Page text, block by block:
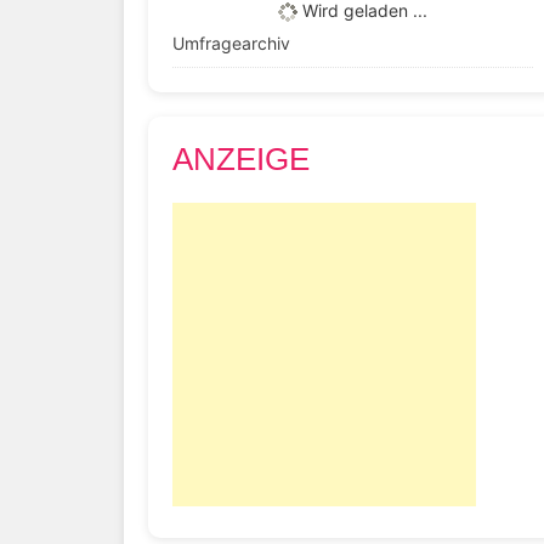
Wird geladen ...
Umfragearchiv
ANZEIGE